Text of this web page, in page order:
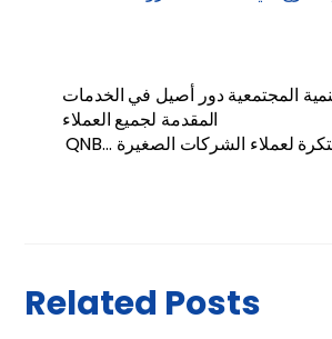
المجتمعية دور أصيل في الخدمات
المقدمة لجميع العملاء
QNB… باقات تأمين مبتكرة لعملاء الشركات الصغيرة
Related Posts